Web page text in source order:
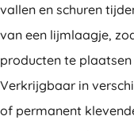
vallen en schuren
van een lijmlaagje,
producten te
Verkrijgbaar in
of permanent